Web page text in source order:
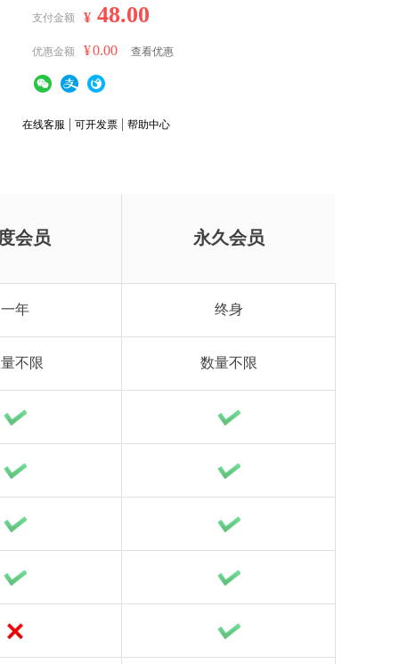
支付金额 ¥ 48.00
优惠金额 ¥0.00 查看优惠
在线客服 可开发票 帮助中心
会员 永久会员
一年 终身
不限 数量不限